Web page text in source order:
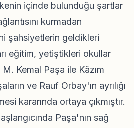
içinde bulunduğu şartlar
kurmadan
şahsiyetlerin geldikleri
eğitim, yetiştikleri okullar
Kemal Paşa ile Kâzım
ve Rauf Orbay'ın ayrılığı
kararında ortaya çıkmıştır.
Paşa'nın sağ